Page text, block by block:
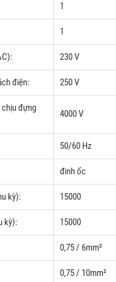
1
1
230 V
điện: 250 V
đựng
4000 V
50/60 Hz
đinh ốc
kỳ): 15000
kỳ): 15000
0,75 / 6mm²
0,75 / 10mm²